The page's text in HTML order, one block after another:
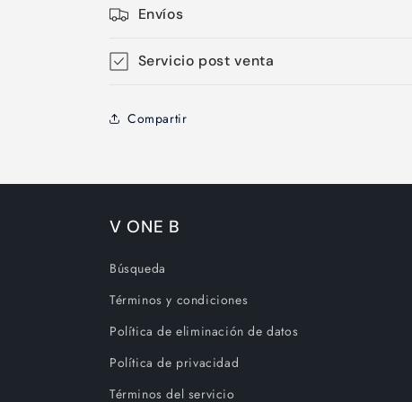
Envíos
Servicio post venta
Compartir
V ONE B
Búsqueda
Términos y condiciones
Política de eliminación de datos
Política de privacidad
Términos del servicio